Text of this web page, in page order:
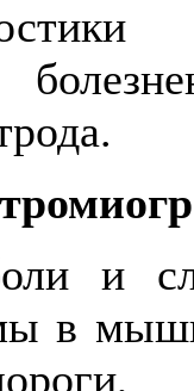
и
в